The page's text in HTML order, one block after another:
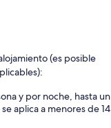
(es posible
y por noche, hasta un
aplica a menores de 14